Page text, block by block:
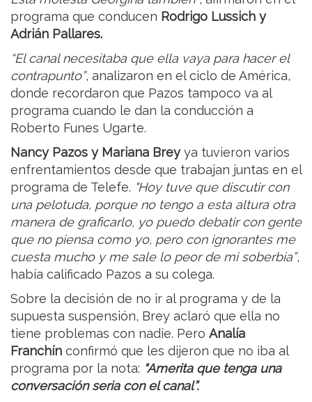
programa que conducen Rodrigo Lussich y
Adrián Pallares.
“El canal necesitaba que ella vaya para hacer el
contrapunto”, analizaron en el ciclo de América,
donde recordaron que Pazos tampoco va al
programa cuando le dan la conducción a
Roberto Funes Ugarte.
Nancy Pazos y Mariana Breyya tuvieron varios
enfrentamientos desde que trabajan juntas en el
programa de Telefe. "Hoy tuve que discutir con
una pelotuda, porque no tengo a esta altura otra
manera de graficarlo, yo puedo debatir con gente
que no piensa como yo, pero con ignorantes me
cuesta mucho y me sale lo peor de mi soberbia”,
había calificado Pazos a su colega.
Sobre la decisión de no ir al programa y de la
supuesta suspensión, Brey aclaró que ella no
tiene problemas con nadie. Pero Analía
Franchín confirmó que les dijeron que no iba al
programa por la nota: “Amerita que tenga una
conversación seria con el canal”.